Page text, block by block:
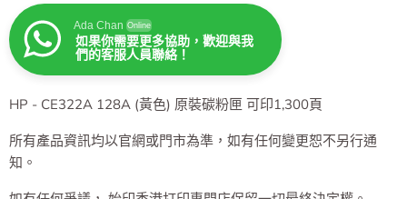
Ada Chan Online
如果你需要更多協助，歡迎與我
們的客服人員聯絡！
HP - CE322A 128A (黃色) 原裝碳粉匣 可印1,300頁
所有產品資訊均以官網或門市為準，如有任何變更恕不另行通
知。